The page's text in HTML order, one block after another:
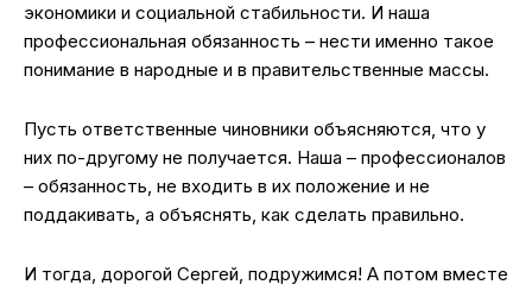
экономики и социальной стабильности. И наша
профессиональная обязанность – нести именно такое
понимание в народные и в правительственные массы.
Пусть ответственные чиновники объясняются, что у
них по-другому не получается. Наша – профессионалов
– обязанность, не входить в их положение и не
поддакивать, а объяснять, как сделать правильно.
И тогда, дорогой Сергей, подружимся! А потом вместе